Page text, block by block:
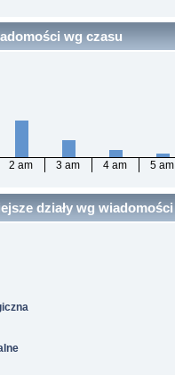
wg czasu
2 am 3 am 4 am 5 am
działy wg wiadomości